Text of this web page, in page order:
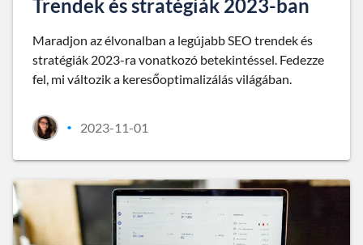
Trendek és stratégiák 2023-ban
Maradjon az élvonalban a legújabb SEO trendek és
stratégiák 2023-ra vonatkozó betekintéssel. Fedezze
fel, mi változik a keresőoptimalizálás világában.
• 2023-11-01